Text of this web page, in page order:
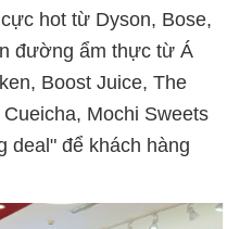
hot từ Dyson, Bose,
đường ẩm thực từ Á
Boost Juice, The
Mochi Sweets
deal" để khách hàng